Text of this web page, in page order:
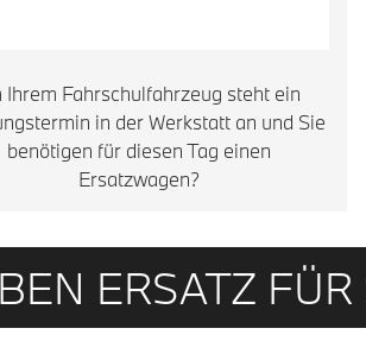
Ihrem Fahrschulfahrzeug steht ein
in der Werkstatt an und Sie
benötigen für diesen Tag einen
Ersatzwagen?
ERSATZ FÜR